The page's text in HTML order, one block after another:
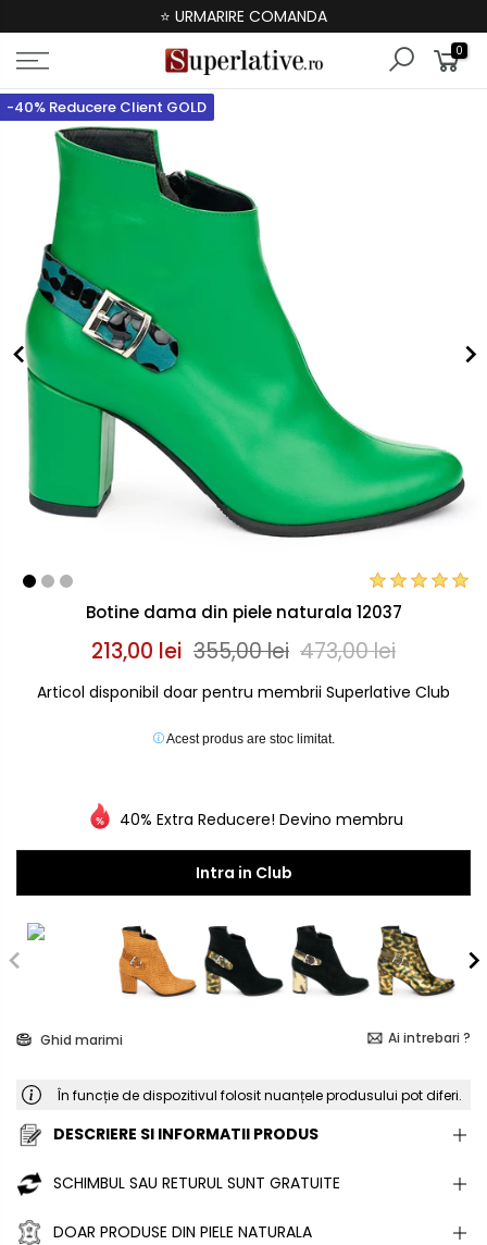
⭐ URMARIRE COMANDA
0
-40% Reducere Client GOLD
Botine dama din piele naturala 12037
213,00 lei 355,00 lei 473,00 lei
Articol disponibil doar pentru membrii Superlative Club
Acest produs are stoc limitat.
40% Extra Reducere! Devino membru
Intra in Club
Ghid marimi Ai intrebari ?
În funcție de dispozitivul folosit nuanțele produsului pot diferi.
DESCRIERE SI INFORMATII PRODUS
SCHIMBUL SAU RETURUL SUNT GRATUITE
DOAR PRODUSE DIN PIELE NATURALA